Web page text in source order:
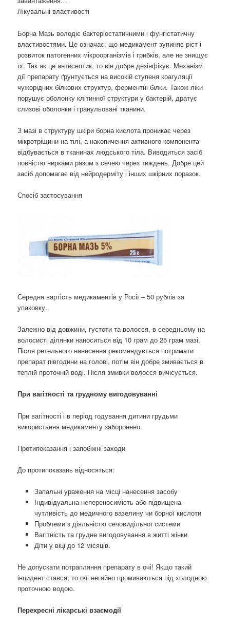
Лікувальні властивості
Борна Мазь володіє бактеріостатичними і фунгістатичну
властивостями. Це означає, що медикамент зупиняє ріст і
розвиток патогенних мікроорганізмів і грибків, але не знищує
їх. Так як це антисептик, то він добре дезінфікує. Механізм
дії препарату ґрунтується на високій ступеня коагуляції
чужорідних білкових структур, ферментні білки. Також ліки
порушує оболонку клітинної структури у бактерій, дратує
слизові оболонки і гранульовані тканини.
З мазі в структуру шкіри борна кислота проникає через
мікротріщини на тілі, а накопичення активного компонента
відбувається в тканинах людського тіла. Виводиться засіб
повністю нирками разом з сечею через тиждень. Добре цей
засіб допомагає від нейродерміту і інших шкірних поразок.
Спосіб застосування
Середня вартість медикаментів у Росії – 50 рублів за
упаковку.
Залежно від довжини, густоти та волосся, в середньому на
волосисті ділянки наноситься від 10 грам до 25 грам мазі.
Після ретельного нанесення рекомендується потримати
препарат півгодини на голові, потім він добре змивається в
теплій проточній воді. Після змивки волосся вичісується.
При вагітності та грудному вигодовуванні
При вагітності і в період годування дитини грудьми
використання медикаменту заборонено.
Протипоказання і запобіжні заходи
До протипоказань відносяться:
Запальні ураження на місці нанесення засобу
Індивідуальна непереносимість або підвищена
чутливість до медичного вазелину чи борної кислоти
Проблеми з діяльністю сечовидільної системи
Вагітність та грудне вигодовування в житті жінки
Діти у віці до 12 місяців.
Не допускати потрапляння препарату в очі! Якщо такий
інцидент стався, то очі негайно промиваються під холодною
проточною водою.
Перехресні лікарські взаємодії